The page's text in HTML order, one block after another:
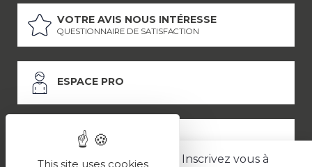
Inscrivez vous à
VOTRE AVIS NOUS INTÉRESSE
QUESTIONNAIRE DE SATISFACTION
ESPACE PRO
ESPACE PRESSE
This site uses cookies